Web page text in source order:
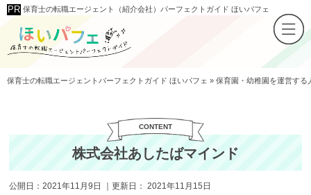
保育士の転職エージェント（紹介会社）パーフェクトガイド ほいパフェ
保育士の転職エージェントパーフェクトガイド ほいパフェ » 保育園・幼稚園を運営する
株式会社あしたばマインド
公開日：2021年11月9日 ｜更新日：2021年11月15日